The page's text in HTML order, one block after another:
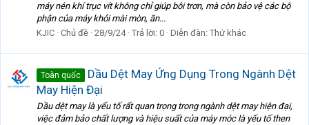
máy nén khí trục vít không chỉ giúp bôi trơn, mà còn bảo vệ các bộ
phận của máy khỏi mài mòn, ăn...
KJIC Chủ đề 28/9/24 Trả lời: 0 Diễn đàn: Thứ khác
Toàn quốc
Dầu Dệt May Ứng Dụng Trong Ngành Dệt
May Hiện Đại
Dầu dệt may là yếu tố rất quan trọng trong ngành dệt may hiện đại,
việc đảm bảo chất lượng và hiệu suất của máy móc là yếu tố then